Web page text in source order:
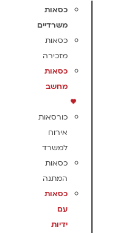
כסאות
משרדיים
כסאות
מזכירה
כסאות
מחשב
כורסאות
אירוח
למשרד
כסאות
המתנה
כסאות
עם
ידיות